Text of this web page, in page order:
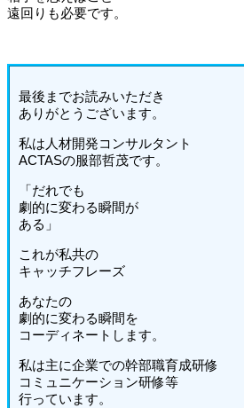
遠回りも必要です。
最後までお読みいただき
ありがとうございます。
私は人材開発コンサルタント
ACTASの服部哲茂です。
「だれでも
劇的に変わる瞬間が
ある」
これが私共の
キャッチフレーズ
あなたの
劇的に変わる瞬間を
コーディネートします。
私は主に企業での幹部職育成研修
コミュニケーション研修等
行っています。